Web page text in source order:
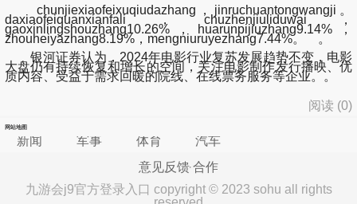
chunjiexiaofeixuqiudazhang，jinruchuantongwangji。
daxiaofeiquanxianfali，chuzhenjiuliduwai，
gaoxinlingshouzhang10.26%，huarunpijiuzhang9.14%，
zhouheiyazhang8.19%，mengniuruyezhang7.44%。 。
银河证券认为，2024年电影行业复苏发展趋势不变，电影
大盘仍有持续恢复和增长的空间，关注电影制作发行播映、优
质内容、受益于需求回暖的院线、在线票务服务等企业。。
阅读 (0)
网站地图
新闻 军事 体育
汽车
意见反馈 合作
九游会j9官方登录入口 copyright © 2023 sohu all rights